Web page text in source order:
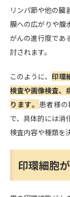
リンパ節や他の臓
膜への広がりや腹
がんの進行度であ
討されます。
このように、 印環
検査や画像検査、
ります。 患者様
で、具体的には消
検査内容や種類を
印環細胞